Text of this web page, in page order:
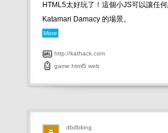
HTML5太好玩了！這個小JS可以讓任
Katamari Damacy 的場景。
More
http://kathack.com
game html5 web
dbdbking